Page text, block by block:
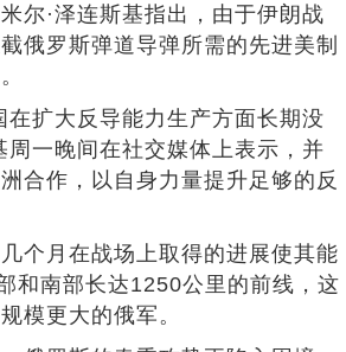
尔·泽连斯基指出，由于伊朗战
俄罗斯弹道导弹所需的先进美制
在扩大反导能力生产方面长期没
周一晚间在社交媒体上表示，并
合作，以自身力量提升足够的反
个月在战场上取得的进展使其能
和南部长达1250公里的前线，这
模更大的俄军。